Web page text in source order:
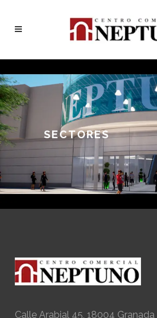
SECTORES
Calle Arabial 45, 18004 Granada